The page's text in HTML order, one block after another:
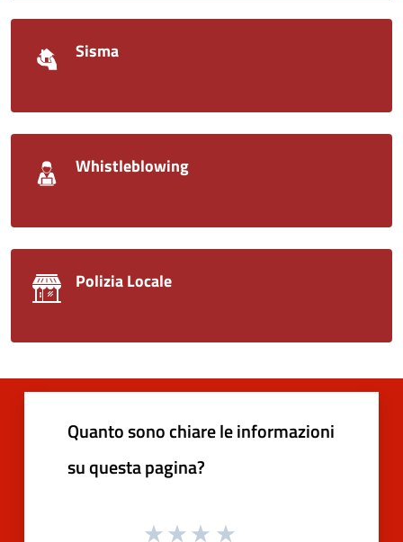
Sisma
Whistleblowing
Polizia Locale
Quanto sono chiare le informazioni
su questa pagina?